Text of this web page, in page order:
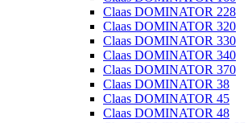
Claas DOMINATOR 228
Claas DOMINATOR 320
Claas DOMINATOR 330
Claas DOMINATOR 340
Claas DOMINATOR 370
Claas DOMINATOR 38
Claas DOMINATOR 45
Claas DOMINATOR 48